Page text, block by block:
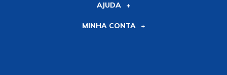
AJUDA
MINHA CONTA